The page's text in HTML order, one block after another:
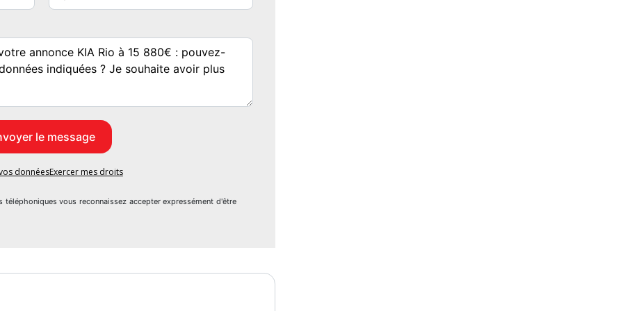
tactile 7",
jour,
donnéesExercer mes droits
vous reconnaissez accepter expressément d'être